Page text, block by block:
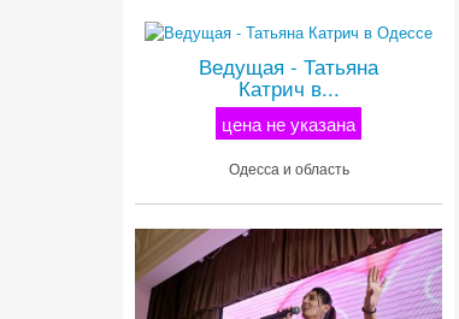
Ведущая - Татьяна
Катрич в...
цена не указана
Одесса и область